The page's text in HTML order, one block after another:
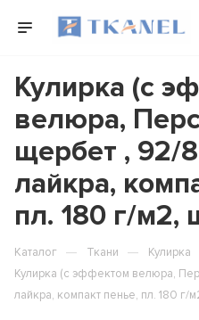
Кулирка (с
велюра,
щербет , 92/
лайкра,
пл. 180 г/м2,
Каталог — Ткани — Кулирка
Кулирка (с эффектом велюра,
лайкра, компакт пенье, пл. 180 г/